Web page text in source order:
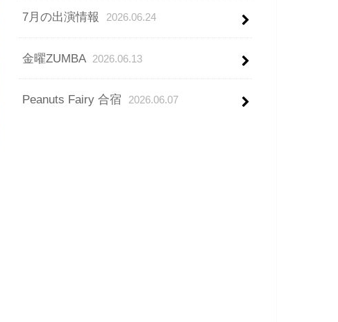
7月の出演情報 2026.06.24
金曜ZUMBA 2026.06.13
Peanuts Fairy 合宿 2026.06.07